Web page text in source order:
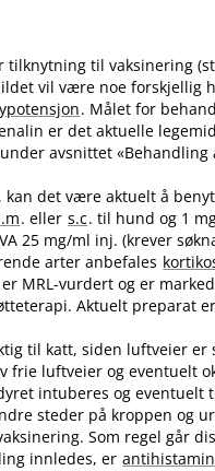
til vaksinering
vil være noe forskjellig
. Målet for
er det aktuelle
avsnittet «Behandling
det være aktuelt å
. eller s.c. til hund og 1
25 mg/ml inj. (krever
arter anbefales
MRL-vurdert og er
Aktuelt preparat
til katt, siden luftveier er
frie luftveier og eventuelt
intuberes og eventuelt
steder på kroppen og
Som regel går
innledes, er antihistamin